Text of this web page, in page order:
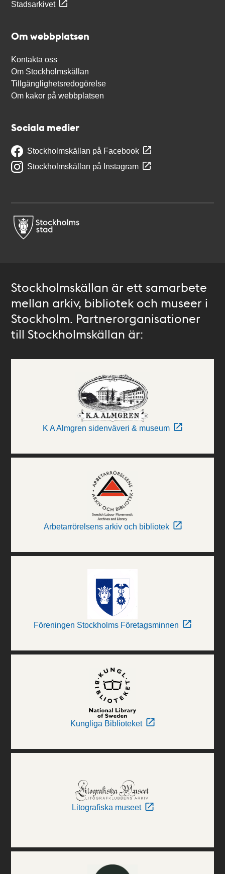
Stadsarkivet
Om webbplatsen
Kontakta oss
Om Stockholmskällan
Tillgänglighetsredogörelse
Om kakor på webbplatsen
Sociala medier
Stockholmskällan på Facebook
Stockholmskällan på Instagram
Stockholmskällan är ett samarbete
mellan arkiv, bibliotek och museer i
Stockholm. Partnerorganisationer
till Stockholmskällan är:
K A Almgren sidenväveri & museum
Arbetarrörelsens arkiv och bibliotek
Föreningen Stockholms Företagsminnen
Kungliga Biblioteket
Litografiska museet